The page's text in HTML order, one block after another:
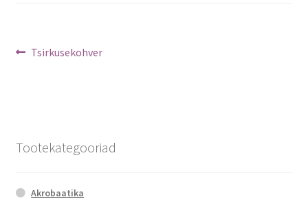
Navigeerimine
Previous
Tsirkusekohver
Tootekategooriad
Akrobaatika